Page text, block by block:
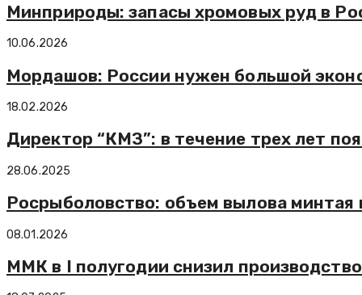
Минприроды: запасы хромовых руд в
10.06.2026
Мордашов: России нужен большой
18.02.2026
Директор “КМЗ”: в течение трех лет
28.06.2025
Росрыболовство: объем вылова минтая
08.01.2026
ММК в I полугодии снизил